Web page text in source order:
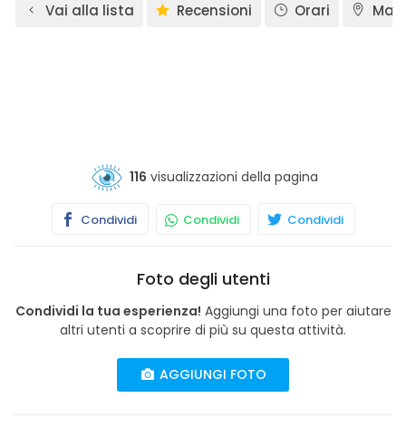
Vai alla lista Recensioni Orari
116 visualizzazioni della pagina
Condividi Condividi Condividi
Foto degli utenti
Condividi la tua esperienza! Aggiungi una foto per aiutare
altri utenti a scoprire di più su questa attività.
AGGIUNGI FOTO